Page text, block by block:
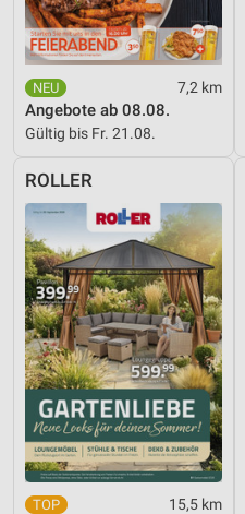
7,2 km
Angebote ab 08.08.
Gültig bis Fr. 21.08.
ROLLER
15,5 km